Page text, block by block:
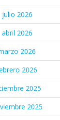
julio 2026
abril 2026
2026
2026
2025
2025